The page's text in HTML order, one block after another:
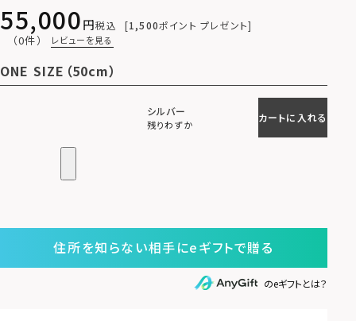
55,000 税込 1,500ポイント プレゼント
（0件） レビューを見る
ONE SIZE（50cm）
シルバー
残りわずか
カートに入れる
住所を知らない相手にeギフトで贈る
のeギフトとは？